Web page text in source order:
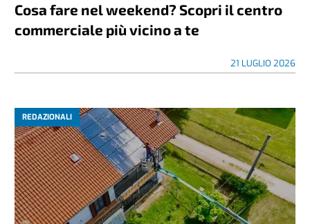
Cosa fare nel weekend? Scopri il centro
commerciale più vicino a te
21 LUGLIO 2026
REDAZIONALI